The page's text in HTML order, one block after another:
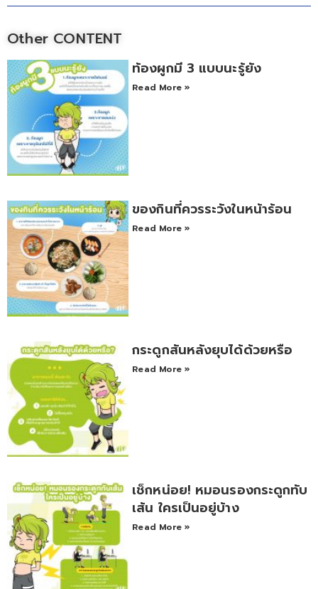
Other CONTENT
ท้องผูกมี 3 แบบนะรู้ยัง
Read More »
ของกินที่ควรระวังในหน้าร้อน
Read More »
กระดูกสันหลังยุบได้ด้วยหรือ
Read More »
เช็กหน่อย! หมอนรองกระดูกทับ
เส้น ใครเป็นอยู่บ้าง
Read More »